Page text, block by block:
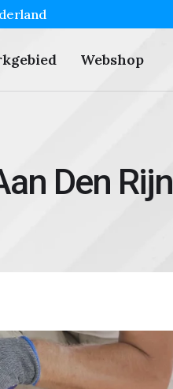
Webshop
Den Rijn